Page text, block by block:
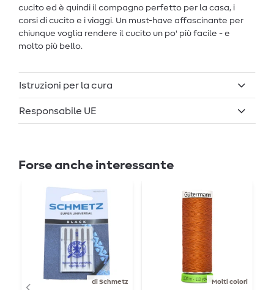
cucito ed è quindi il compagno perfetto per la casa, i
corsi di cucito e i viaggi. Un must-have affascinante per
chiunque voglia rendere il cucito un po' più facile - e
molto più bello.
Istruzioni per la cura
Responsabile UE
Forse anche interessante
di Schmetz Molti colori